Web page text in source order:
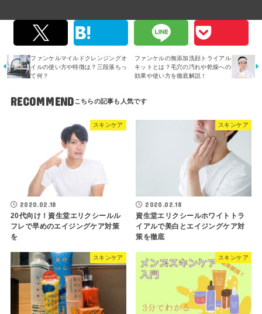
ファンケルマイルドクレンジングオ
イルの使い方や特徴は？三段落ちっ
て何？
ファンケルの無添加洗顔トライアル
キットとは？毛穴の汚れや乾燥への
効果や使い方を徹底解説！
RECOMMEND
スキンケア
2020.02.18
20代向け！資生堂エリクシールル
フレで早めのエイジングケア対策
を
スキンケア
2020.02.18
資生堂エリクシールホワイトトラ
イアルで美白とエイジングケア対
策を徹底
スキンケア スキンケア